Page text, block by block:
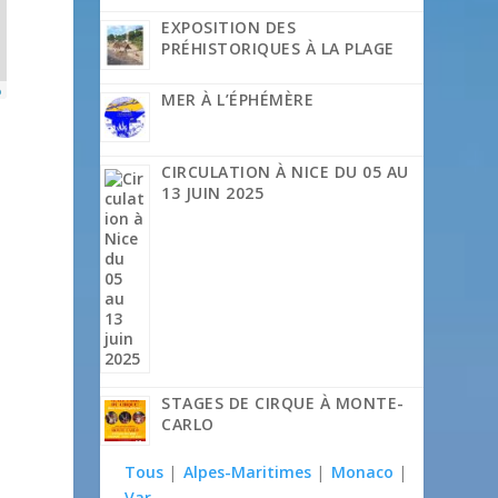
EXPOSITION DES
PRÉHISTORIQUES À LA PLAGE
MER À L’ÉPHÉMÈRE
CIRCULATION À NICE DU 05 AU
13 JUIN 2025
STAGES DE CIRQUE À MONTE-
CARLO
Tous | Alpes-Maritimes | Monaco |